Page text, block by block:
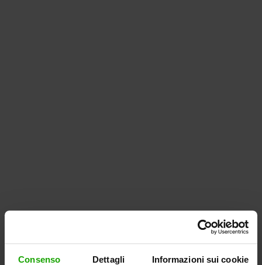
Consenso Dettagli Informazioni sui cookie